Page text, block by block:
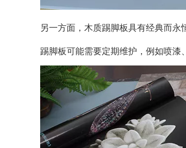
另一方面，木质踢脚板具有经典而
踢脚板可能需要定期维护，例如喷漆